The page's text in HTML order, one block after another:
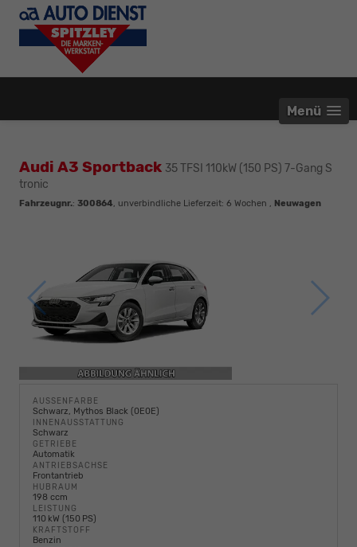
Menü
Audi A3 Sportback 35 TFSI 110kW (150 PS) 7-Gang S
tronic
Fahrzeugnr.: 300864, unverbindliche Lieferzeit: 6 Wochen , Neuwagen
AUSSENFARBE
Schwarz, Mythos Black (0E0E)
INNENAUSSTATTUNG
Schwarz
GETRIEBE
Automatik
ANTRIEBSACHSE
Frontantrieb
HUBRAUM
198 ccm
LEISTUNG
110 kW (150 PS)
KRAFTSTOFF
Benzin